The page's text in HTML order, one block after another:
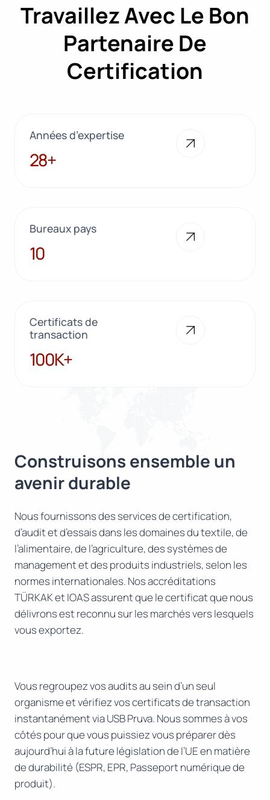
Travaillez Avec Le Bon
Partenaire De
Certification
Années d’expertise
28+
28+
Bureaux pays
10
10
Certificats de
transaction
100K+
100K+
Construisons ensemble un
avenir durable
Nous fournissons des services de certification,
d’audit et d’essais dans les domaines du textile, de
l’alimentaire, de l’agriculture, des systèmes de
management et des produits industriels, selon les
normes internationales. Nos accréditations
TÜRKAK et IOAS assurent que le certificat que nous
délivrons est reconnu sur les marchés vers lesquels
vous exportez.
Vous regroupez vos audits au sein d’un seul
organisme et vérifiez vos certificats de transaction
instantanément via USB Pruva. Nous sommes à vos
côtés pour que vous puissiez vous préparer dès
aujourd’hui à la future législation de l’UE en matière
de durabilité (ESPR, EPR, Passeport numérique de
produit).